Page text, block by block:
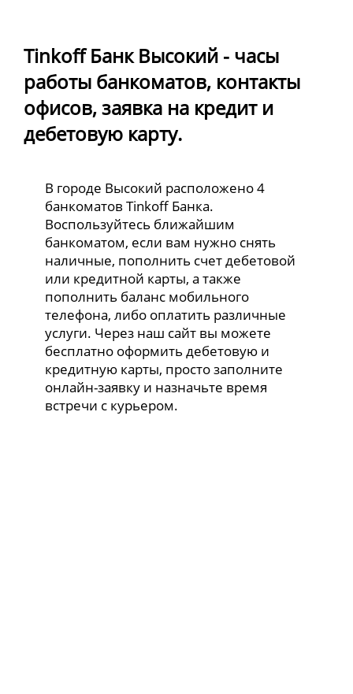
Tinkoff Банк Высокий - часы
работы банкоматов, контакты
офисов, заявка на кредит и
дебетовую карту.
В городе Высокий расположено 4
банкоматов Tinkoff Банка.
Воспользуйтесь ближайшим
банкоматом, если вам нужно снять
наличные, пополнить счет дебетовой
или кредитной карты, а также
пополнить баланс мобильного
телефона, либо оплатить различные
услуги. Через наш сайт вы можете
бесплатно оформить дебетовую и
кредитную карты, просто заполните
онлайн-заявку и назначьте время
встречи с курьером.